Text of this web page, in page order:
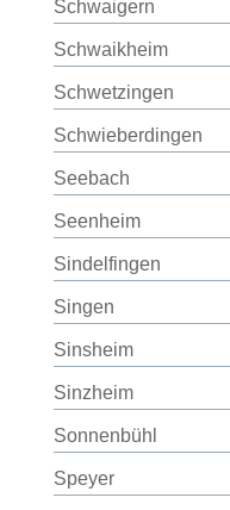
Schwaigern
Schwaikheim
Schwetzingen
Schwieberdingen
Seebach
Seenheim
Sindelfingen
Singen
Sinsheim
Sinzheim
Sonnenbühl
Speyer